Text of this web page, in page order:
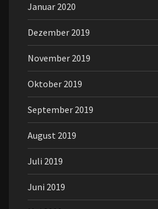
Januar 2020
Dezember 2019
November 2019
Oktober 2019
September 2019
August 2019
Juli 2019
Juni 2019